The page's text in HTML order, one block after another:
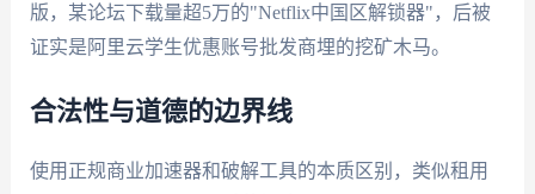
版，某论坛下载量超5万的"Netflix中国区解锁器"，后被
证实是阿里云学生优惠账号批发商埋的挖矿木马。
合法性与道德的边界线
使用正规商业加速器和破解工具的本质区别，类似租用